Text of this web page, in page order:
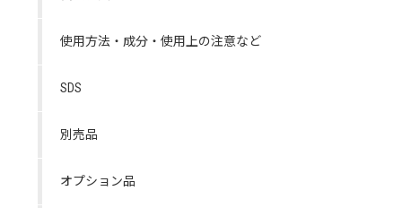
使用方法・成分・使用上の注意など
SDS
別売品
オプション品